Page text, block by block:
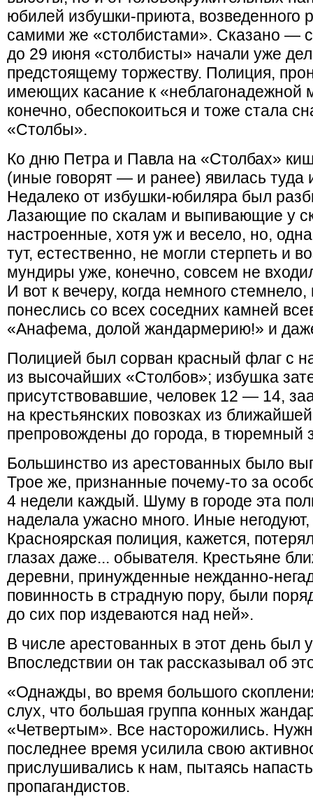
юбилей избушки-приюта, возведенного
самими же «столбистами». Сказано —
до 29 июня «столбисты» начали уже
предстоящему торжеству. Полиция,
имеющих касание к «неблагонадежной
конечно, обеспокоиться и тоже стала
«Столбы».
Ко дню Петра и Павла на «Столбах»
(иные говорят — и ранее) явилась
Недалеко от избушки-юбиляра был
Лазающие по скалам и выпивающие у
настроенные, хотя уж и весело, но,
тут, естественно, не могли стерпеть и
мундиры уже, конечно, совсем не
И вот к вечеру, когда немного
понеслись со всех соседних камней
«Анафема, долой жандармерию!» и
Полицией был сорван красный флаг с
из высочайших «Столбов»; избушка
присутствовавшие, человек 12 — 14,
на крестьянских повозках из
препровождены до города, в тюремный
Большинство из арестованных было
Трое же, признанные почему-то за
4 недели каждый. Шуму в городе эта
наделала ужасно много. Иные
Красноярская полиция, кажется,
глазах даже... обывателя. Крестьяне
деревни, принужденные нежданно-
повинность в страдную пору, были
до сих пор издеваются над ней».
В числе арестованных в этот день был
Впоследствии он так рассказывал об
«Однажды, во время большого
слух, что большая группа конных
«Четвертым». Все насторожились.
последнее время усилила свою
прислушивались к нам, пытаясь
пропагандистов.